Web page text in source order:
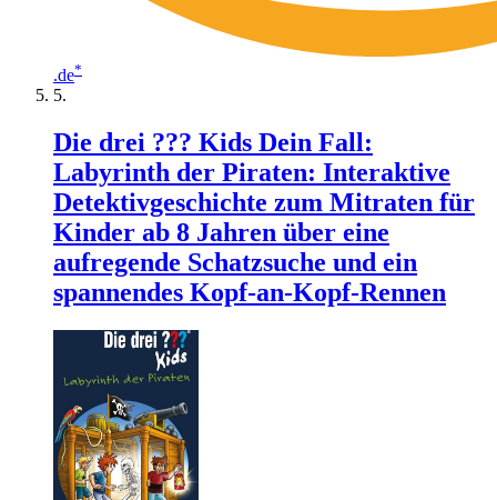
.de*
Die drei ??? Kids Dein Fall:
Labyrinth der Piraten: Interaktive
Detektivgeschichte zum Mitraten für
Kinder ab 8 Jahren über eine
aufregende Schatzsuche und ein
spannendes Kopf-an-Kopf-Rennen